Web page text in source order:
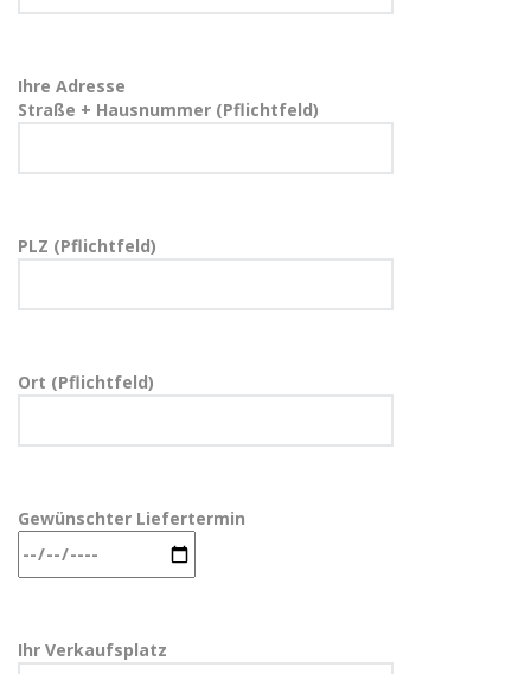
Ihre Adresse
Straße + Hausnummer (Pflichtfeld)
PLZ (Pflichtfeld)
Ort (Pflichtfeld)
Gewünschter Liefertermin
Ihr Verkaufsplatz